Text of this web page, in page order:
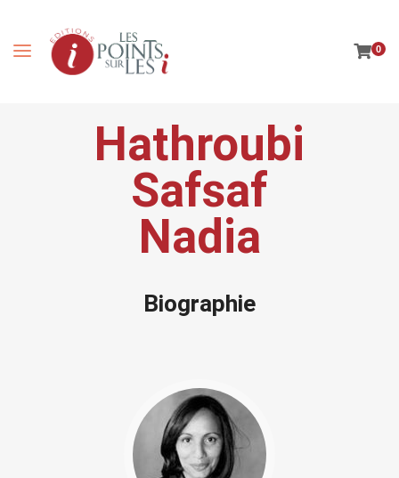
0
Hathroubi
Safsaf
Nadia
Biographie